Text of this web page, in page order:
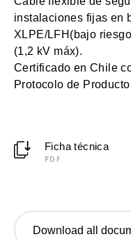
instalaciones fijas en
XLPE/LFH(bajo
(1,2 kV máx).
Certificado en Chile
Protocolo de
Ficha técnica
PDF
Download all